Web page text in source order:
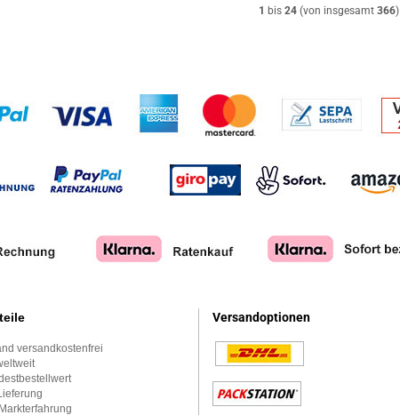
1 bis24 (von insgesamt366)
versandkostenfrei
Versandoptionen